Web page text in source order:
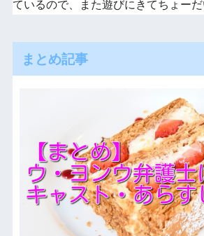
ているので、また遊びにきてちょー
まとめ記事